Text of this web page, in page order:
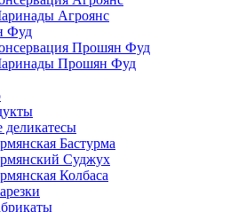
Агроянс
Фуд
Прошян Фуд
Прошян Фуд
Бастурма
Суджух
Колбаса